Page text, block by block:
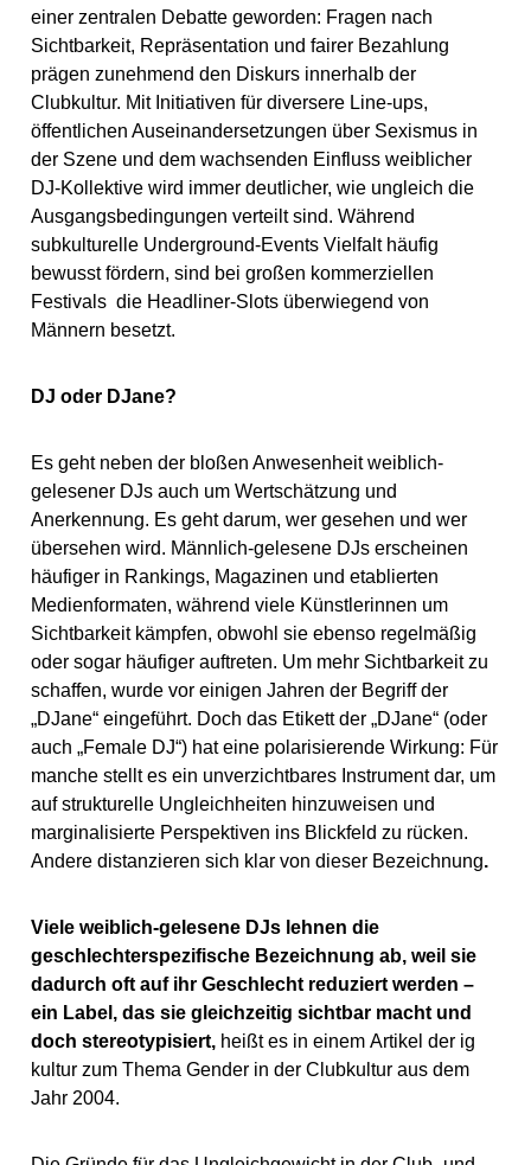
einer zentralen Debatte geworden: Fragen nach
Sichtbarkeit, Repräsentation und fairer Bezahlung
prägen zunehmend den Diskurs innerhalb der
Clubkultur. Mit Initiativen für diversere Line-ups,
öffentlichen Auseinandersetzungen über Sexismus in
der Szene und dem wachsenden Einfluss weiblicher
DJ-Kollektive wird immer deutlicher, wie ungleich die
Ausgangsbedingungen verteilt sind. Während
subkulturelle Underground-Events Vielfalt häufig
bewusst fördern, sind bei großen kommerziellen
Festivals die Headliner-Slots überwiegend von
Männern besetzt.
DJ oder DJane?
Es geht neben der bloßen Anwesenheit weiblich-
gelesener DJs auch um Wertschätzung und
Anerkennung. Es geht darum, wer gesehen und wer
übersehen wird. Männlich-gelesene DJs erscheinen
häufiger in Rankings, Magazinen und etablierten
Medienformaten, während viele Künstlerinnen um
Sichtbarkeit kämpfen, obwohl sie ebenso regelmäßig
oder sogar häufiger auftreten. Um mehr Sichtbarkeit zu
schaffen, wurde vor einigen Jahren der Begriff der
„DJane“ eingeführt. Doch das Etikett der „DJane“ (oder
auch „Female DJ“) hat eine polarisierende Wirkung: Für
manche stellt es ein unverzichtbares Instrument dar, um
auf strukturelle Ungleichheiten hinzuweisen und
marginalisierte Perspektiven ins Blickfeld zu rücken.
Andere distanzieren sich klar von dieser Bezeichnung.
Viele weiblich-gelesene DJs lehnen die
geschlechterspezifische Bezeichnung ab, weil sie
dadurch oft auf ihr Geschlecht reduziert werden –
ein Label, das sie gleichzeitig sichtbar macht und
doch stereotypisiert, heißt es in einem Artikel der ig
kultur zum Thema Gender in der Clubkultur aus dem
Jahr 2004.